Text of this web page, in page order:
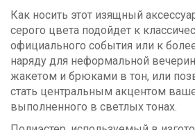
Как носить этот изящный
серого цвета подойдет к
официального события или к
наряду для неформальной
жакетом и брюками в тон, или
стать центральным акцентом
выполненного в светлых тонах.